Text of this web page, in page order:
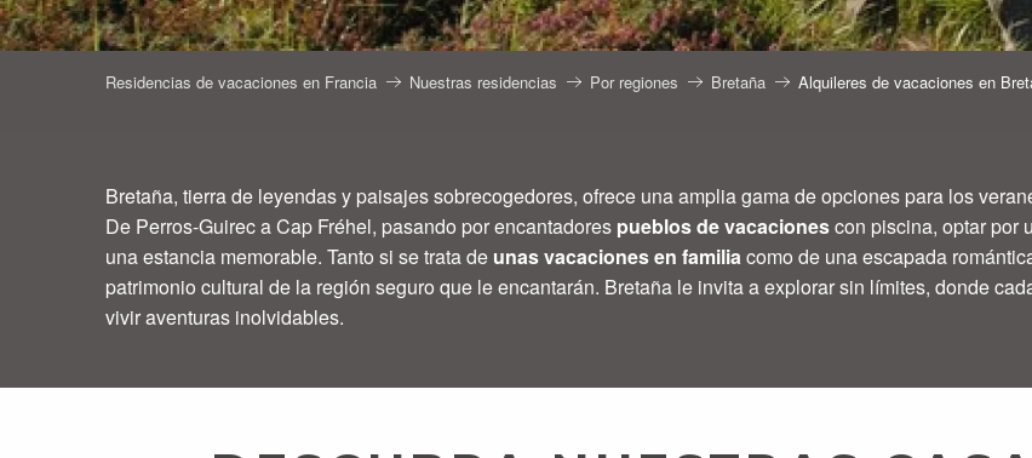
Residencias de vacaciones en Francia Nuestras residencias Por regiones Bretaña Alquileres de vacaciones en
Bretaña, tierra de leyendas y paisajes sobrecogedores, ofrece una amplia gama de opciones para los
De Perros-Guirec a Cap Fréhel, pasando por encantadores pueblos de vacacionescon piscina, optar por
una estancia memorable. Tanto si se trata de unas vacaciones en familiacomo de una escapada
patrimonio cultural de la región seguro que le encantarán. Bretaña le invita a explorar sin límites, donde
vivir aventuras inolvidables.